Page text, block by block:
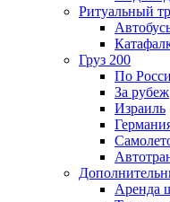
Ритуальный
Груз 200
По
За рубеж
Израиль
Аренда